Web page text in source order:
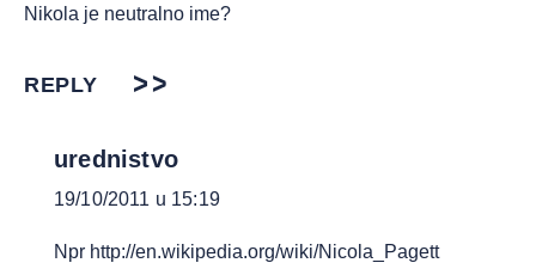
Nikola je neutralno ime?
REPLY
urednistvo
19/10/2011 u 15:19
Npr http://en.wikipedia.org/wiki/Nicola_Pagett